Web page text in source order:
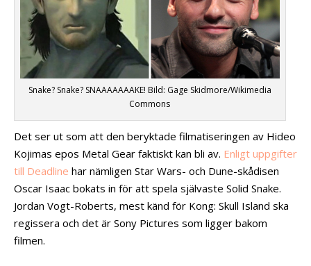
Snake? Snake? SNAAAAAAAKE! Bild: Gage Skidmore/Wikimedia
Commons
Det ser ut som att den beryktade filmatiseringen av Hideo
Kojimas epos Metal Gear faktiskt kan bli av. Enligt uppgifter
till Deadline har nämligen Star Wars- och Dune-skådisen
Oscar Isaac bokats in för att spela självaste Solid Snake.
Jordan Vogt-Roberts, mest känd för Kong: Skull Island ska
regissera och det är Sony Pictures som ligger bakom
filmen.